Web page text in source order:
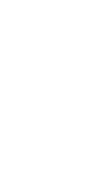
が公的に (た
) 入手可能で